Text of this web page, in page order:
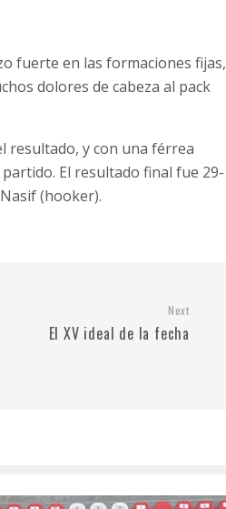
fuerte en las formaciones fijas,
dolores de cabeza al pack
resultado, y con una férrea
El resultado final fue 29-
(hooker).
Next
El XV ideal de la fecha